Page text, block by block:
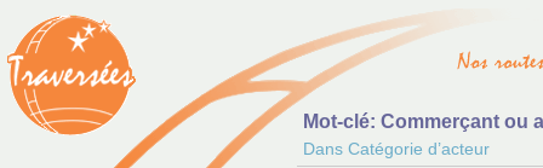
Mot-clé: Commerçant ou
Dans Catégorie d’acteur